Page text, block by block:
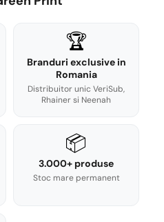
🏆
Branduri exclusive in
Romania
Distribuitor unic VeriSub,
Rhainer si Neenah
📦
3.000+ produse
Stoc mare permanent